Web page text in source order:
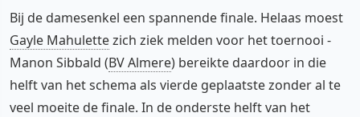
Bij de damesenkel een spannende finale. Helaas moest
Gayle Mahulettezich ziek melden voor het toernooi -
Manon Sibbald (BV Almere) bereikte daardoor in die
helft van het schema als vierde geplaatste zonder al te
veel moeite de finale. In de onderste helft van het